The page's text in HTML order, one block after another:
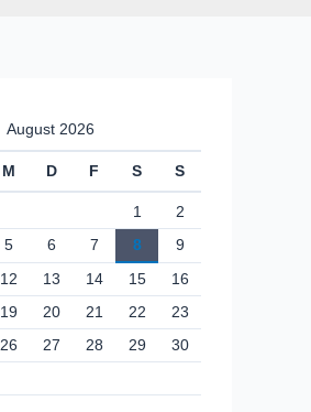
August 2026
M D F S S
1
2
5 6 7 8
9
12 13 14 15
16
19 20 21 22
23
26 27 28 29
30